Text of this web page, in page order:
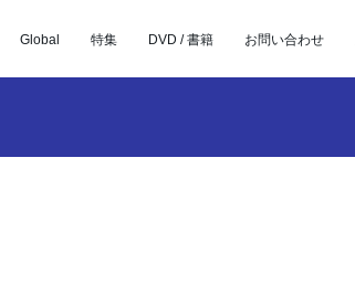
Global 特集 DVD / 書籍 お問い合わせ